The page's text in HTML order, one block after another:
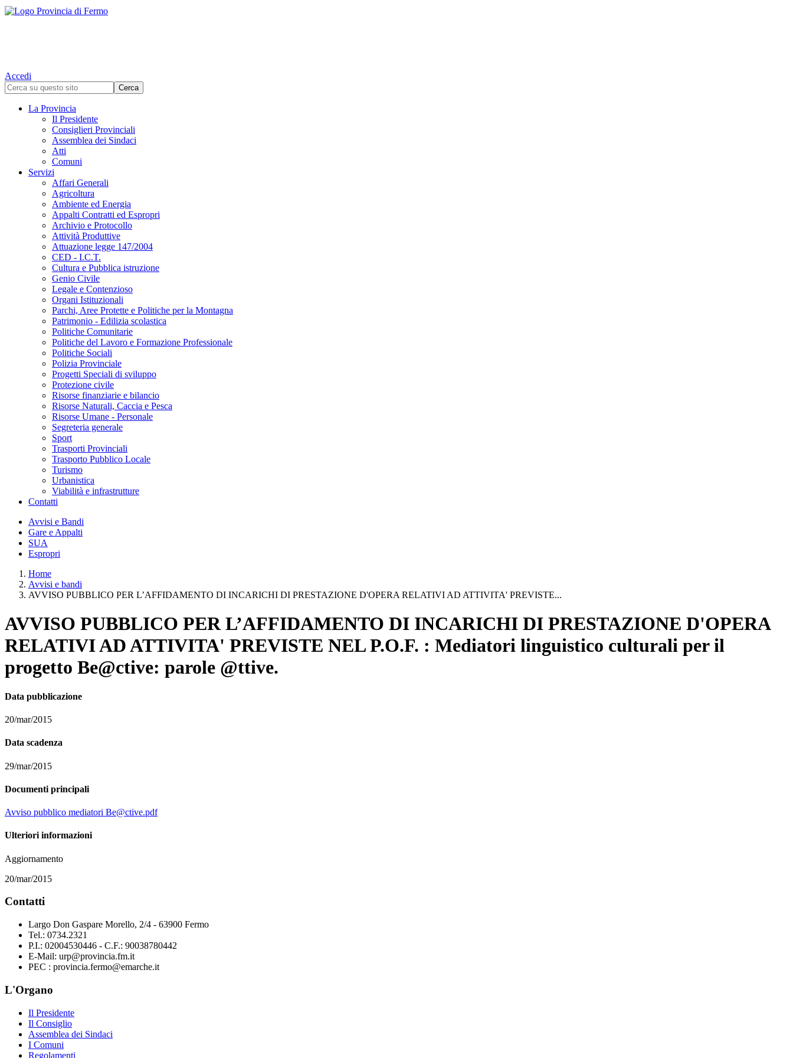
Accedi
La Provincia
Il Presidente
Consiglieri Provinciali
Assemblea dei Sindaci
Atti
Comuni
Servizi
Affari Generali
Agricoltura
Ambiente ed Energia
Appalti Contratti ed Espropri
Archivio e Protocollo
Attività Produttive
Attuazione legge 147/2004
CED - I.C.T.
Cultura e Pubblica istruzione
Genio Civile
Legale e Contenzioso
Organi Istituzionali
Parchi, Aree Protette e Politiche per la Montagna
Patrimonio - Edilizia scolastica
Politiche Comunitarie
Politiche del Lavoro e Formazione Professionale
Politiche Sociali
Polizia Provinciale
Progetti Speciali di sviluppo
Protezione civile
Risorse finanziarie e bilancio
Risorse Naturali, Caccia e Pesca
Risorse Umane - Personale
Segreteria generale
Sport
Trasporti Provinciali
Trasporto Pubblico Locale
Turismo
Urbanistica
Viabilità e infrastrutture
Contatti
Avvisi e Bandi
Gare e Appalti
SUA
Espropri
Home
Avvisi e bandi
AVVISO PUBBLICO PER L’AFFIDAMENTO DI INCARICHI DI PRESTAZIONE D'OPERA RELATIVI AD ATTIVITA' PREVISTE...
AVVISO PUBBLICO PER L’AFFIDAMENTO DI INCARICHI DI PRESTAZIONE D'OPERA
RELATIVI AD ATTIVITA' PREVISTE NEL P.O.F. : Mediatori linguistico culturali per il
progetto Be@ctive: parole @ttive.
Data pubblicazione
20/mar/2015
Data scadenza
29/mar/2015
Documenti principali
Avviso pubblico mediatori Be@ctive.pdf
Ulteriori informazioni
Aggiornamento
20/mar/2015
Contatti
Largo Don Gaspare Morello, 2/4 - 63900 Fermo
Tel.: 0734.2321
P.I.: 02004530446 - C.F.: 90038780442
E-Mail: urp@provincia.fm.it
PEC : provincia.fermo@emarche.it
L'Organo
Il Presidente
Il Consiglio
Assemblea dei Sindaci
I Comuni
Regolamenti